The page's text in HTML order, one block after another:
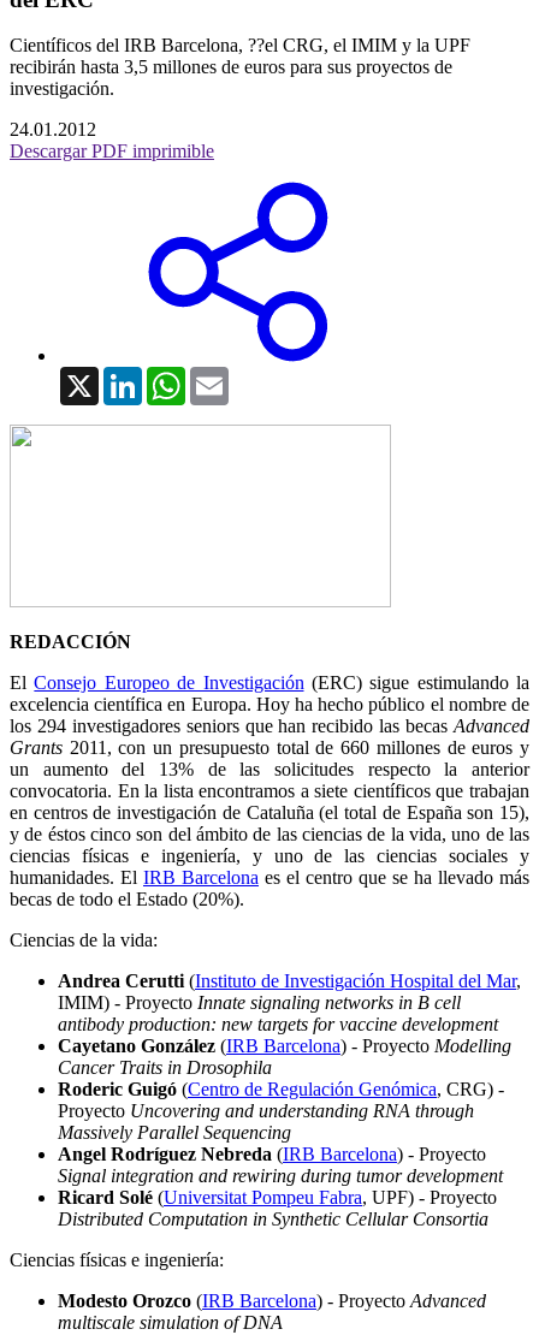
Científicos del IRB Barcelona, ??el CRG, el IMIM y la UPF
recibirán hasta 3,5 millones de euros para sus proyectos de
investigación.
24.01.2012
Descargar PDF imprimible
X LinkedInWhatsApp
REDACCIÓN
ElConsejo Europeo de Investigación(ERC) sigue estimulando la
excelencia científica en Europa. Hoy ha hecho público el nombre de
los 294 investigadores seniors que han recibido las becasAdvanced
Grants 2011, con un presupuesto total de 660 millones de euros y
un aumento del 13% de las solicitudes respecto la anterior
convocatoria. En la lista encontramos a siete científicos que trabajan
en centros de investigación de Cataluña (el total de España son 15),
y de éstos cinco son del ámbito de las ciencias de la vida, uno de las
ciencias físicas e ingeniería, y uno de las ciencias sociales y
humanidades. El IRB Barcelona es el centro que se ha llevado más
becas de todo el Estado (20%).
Ciencias de la vida:
Andrea Cerutti(Instituto de Investigación Hospital del Mar,
IMIM) - Proyecto Innate signaling networks in B cell
antibody production: new targets for vaccine development
Cayetano González (IRB Barcelona) - Proyecto Modelling
Cancer Traits in Drosophila
Roderic Guigó (Centro de Regulación Genómica, CRG) -
Proyecto Uncovering and understanding RNA through
Massively Parallel Sequencing
Angel Rodríguez Nebreda (IRB Barcelona) - Proyecto
Signal integration and rewiring during tumor development
Ricard Solé (Universitat Pompeu Fabra, UPF) - Proyecto
Distributed Computation in Synthetic Cellular Consortia
Ciencias físicas e ingeniería:
Modesto Orozco (IRB Barcelona) - ProyectoAdvanced
multiscale simulation of DNA